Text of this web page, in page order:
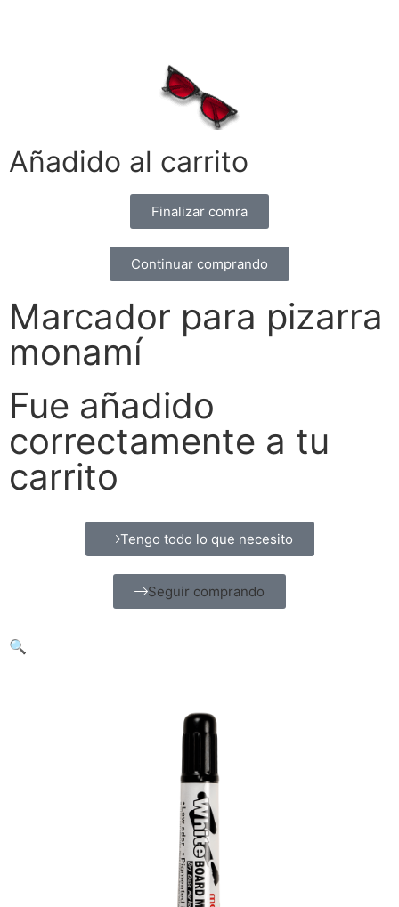
Añadido al carrito
Finalizar comra
Continuar comprando
Marcador para pizarra
monamí
Fue añadido
correctamente a tu
carrito
Tengo todo lo que necesito
Seguir comprando
🔍